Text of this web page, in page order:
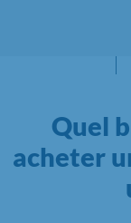
Quel
acheter